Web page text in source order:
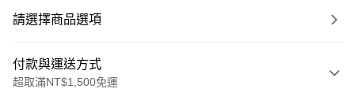
請選擇商品選項
付款與運送方式
超取滿NT$1,500免運